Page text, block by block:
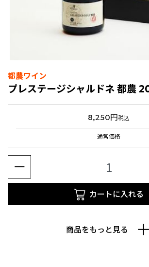
都農ワイン
プレステージシャルドネ 都農
8,250円税込
通常価格
カートに入れる
商品をもっと見る